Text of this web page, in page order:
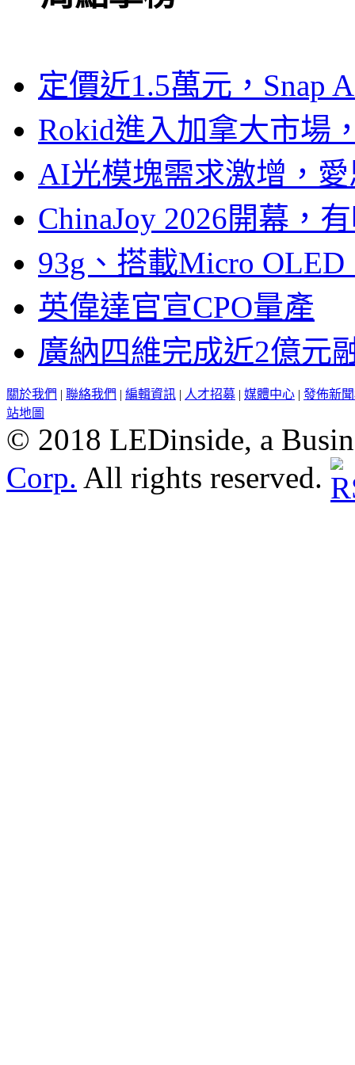
定價近1.5萬元，Snap
Rokid進入加拿大市場
AI光模塊需求激增，
ChinaJoy 2026開幕，
93g、搭載Micro
英偉達官宣CPO量產
廣納四維完成近2億元
關於我們 | 聯絡我們 | 編輯資訊 | 人才招募 | 媒體中心 | 發佈新
站地圖
© 2018 LEDinside, a
Corp. All rights reserved.